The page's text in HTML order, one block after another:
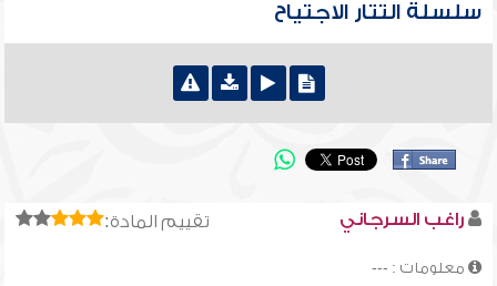
سلسلة التتار الاجتياح
تقييم المادة: راغب السرجاني
معلومات : ---